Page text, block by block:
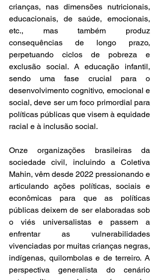
crianças, nas dimensões nutricionais,
educacionais, de saúde, emocionais,
etc., mas também produz
consequências de longo prazo,
perpetuando ciclos de pobreza e
exclusão social. A educação infantil,
sendo uma fase
crucial para o
desenvolvimento cognitivo, emocional e
social, deve ser um foco primordial para
políticas públicas que visem à equidade
racial e à inclusão social.
Onze organizações brasileiras da
sociedade civil, incluindo a Coletiva
Mahin, vêm desde 2022 pressionando e
articulando ações políticas, sociais e
econômicas para que as políticas
públicas deixem de ser elaboradas sob
o viés universalistas e passem a
enfrentar as vulnerabilidades
vivenciadas por muitas crianças negras,
indígenas, quilombolas e de terreiro. A
perspectiva generalista do cenário